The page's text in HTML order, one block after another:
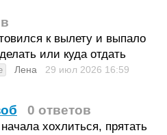
к вылету и выпало
или куда отдать
Лена 29 июл 2026 16:59
0 ответов
хохлиться, прятать